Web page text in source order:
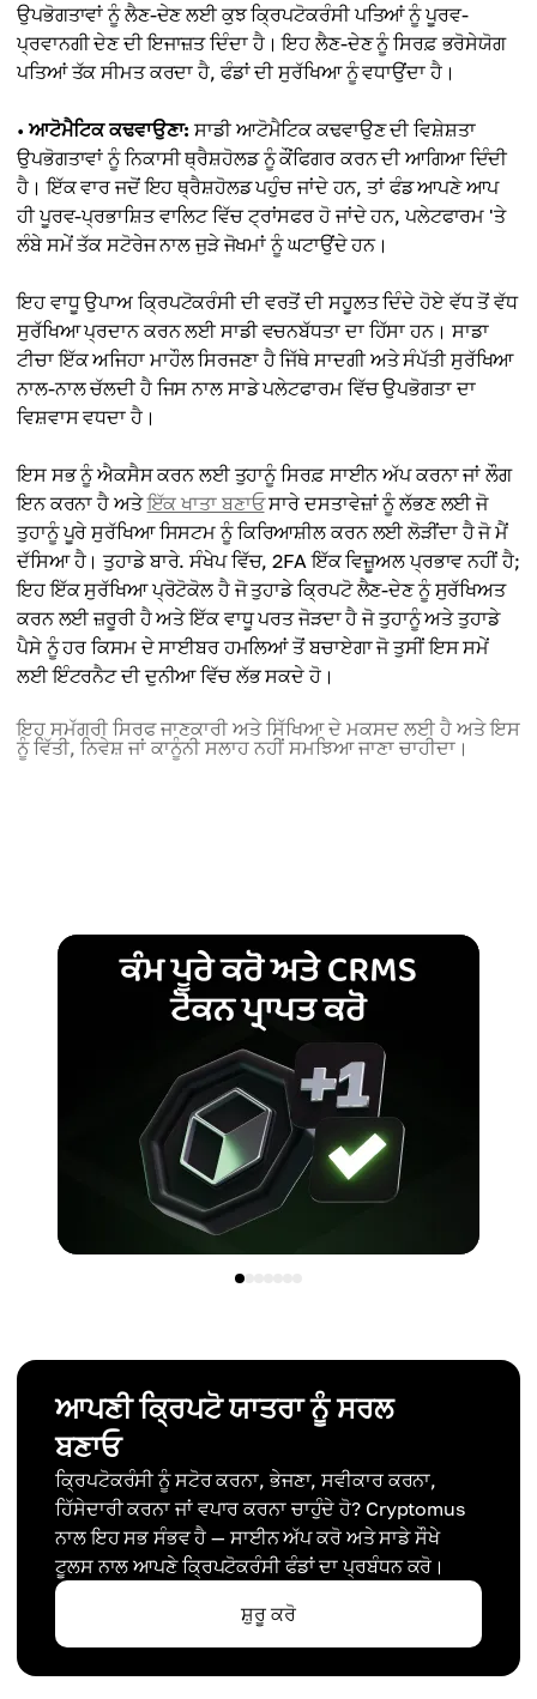
ਉਪਭੋਗਤਾਵਾਂ ਨੂੰ ਲੈਣ-ਦੇਣ ਲਈ ਕੁਝ ਕ੍ਰਿਪਟੋਕਰੰਸੀ ਪਤਿਆਂ ਨੂੰ ਪੂਰਵ-
ਪ੍ਰਵਾਨਗੀ ਦੇਣ ਦੀ ਇਜਾਜ਼ਤ ਦਿੰਦਾ ਹੈ। ਇਹ ਲੈਣ-ਦੇਣ ਨੂੰ ਸਿਰਫ਼ ਭਰੋਸੇਯੋਗ
ਪਤਿਆਂ ਤੱਕ ਸੀਮਤ ਕਰਦਾ ਹੈ, ਫੰਡਾਂ ਦੀ ਸੁਰੱਖਿਆ ਨੂੰ ਵਧਾਉਂਦਾ ਹੈ।
•ਆਟੋਮੈਟਿਕ ਕਢਵਾਉਣਾ: ਸਾਡੀ ਆਟੋਮੈਟਿਕ ਕਢਵਾਉਣ ਦੀ ਵਿਸ਼ੇਸ਼ਤਾ
ਉਪਭੋਗਤਾਵਾਂ ਨੂੰ ਨਿਕਾਸੀ ਥ੍ਰੈਸ਼ਹੋਲਡ ਨੂੰ ਕੌਂਫਿਗਰ ਕਰਨ ਦੀ ਆਗਿਆ ਦਿੰਦੀ
ਹੈ। ਇੱਕ ਵਾਰ ਜਦੋਂ ਇਹ ਥ੍ਰੈਸ਼ਹੋਲਡ ਪਹੁੰਚ ਜਾਂਦੇ ਹਨ, ਤਾਂ ਫੰਡ ਆਪਣੇ ਆਪ
ਹੀ ਪੂਰਵ-ਪ੍ਰਭਾਸ਼ਿਤ ਵਾਲਿਟ ਵਿੱਚ ਟ੍ਰਾਂਸਫਰ ਹੋ ਜਾਂਦੇ ਹਨ, ਪਲੇਟਫਾਰਮ 'ਤੇ
ਲੰਬੇ ਸਮੇਂ ਤੱਕ ਸਟੋਰੇਜ ਨਾਲ ਜੁੜੇ ਜੋਖਮਾਂ ਨੂੰ ਘਟਾਉਂਦੇ ਹਨ।
ਇਹ ਵਾਧੂ ਉਪਾਅ ਕ੍ਰਿਪਟੋਕਰੰਸੀ ਦੀ ਵਰਤੋਂ ਦੀ ਸਹੂਲਤ ਦਿੰਦੇ ਹੋਏ ਵੱਧ ਤੋਂ ਵੱਧ
ਸੁਰੱਖਿਆ ਪ੍ਰਦਾਨ ਕਰਨ ਲਈ ਸਾਡੀ ਵਚਨਬੱਧਤਾ ਦਾ ਹਿੱਸਾ ਹਨ। ਸਾਡਾ
ਟੀਚਾ ਇੱਕ ਅਜਿਹਾ ਮਾਹੌਲ ਸਿਰਜਣਾ ਹੈ ਜਿੱਥੇ ਸਾਦਗੀ ਅਤੇ ਸੰਪੱਤੀ ਸੁਰੱਖਿਆ
ਨਾਲ-ਨਾਲ ਚੱਲਦੀ ਹੈ ਜਿਸ ਨਾਲ ਸਾਡੇ ਪਲੇਟਫਾਰਮ ਵਿੱਚ ਉਪਭੋਗਤਾ ਦਾ
ਵਿਸ਼ਵਾਸ ਵਧਦਾ ਹੈ।
ਇਸ ਸਭ ਨੂੰ ਐਕਸੈਸ ਕਰਨ ਲਈ ਤੁਹਾਨੂੰ ਸਿਰਫ਼ ਸਾਈਨ ਅੱਪ ਕਰਨਾ ਜਾਂ ਲੌਗ
ਇਨ ਕਰਨਾ ਹੈ ਅਤੇਇੱਕ ਖਾਤਾ ਬਣਾਓਸਾਰੇ ਦਸਤਾਵੇਜ਼ਾਂ ਨੂੰ ਲੱਭਣ ਲਈ ਜੋ
ਤੁਹਾਨੂੰ ਪੂਰੇ ਸੁਰੱਖਿਆ ਸਿਸਟਮ ਨੂੰ ਕਿਰਿਆਸ਼ੀਲ ਕਰਨ ਲਈ ਲੋੜੀਂਦਾ ਹੈ ਜੋ ਮੈਂ
ਦੱਸਿਆ ਹੈ। ਤੁਹਾਡੇ ਬਾਰੇ. ਸੰਖੇਪ ਵਿੱਚ, 2FA ਇੱਕ ਵਿਜ਼ੂਅਲ ਪ੍ਰਭਾਵ ਨਹੀਂ ਹੈ;
ਇਹ ਇੱਕ ਸੁਰੱਖਿਆ ਪ੍ਰੋਟੋਕੋਲ ਹੈ ਜੋ ਤੁਹਾਡੇ ਕ੍ਰਿਪਟੋ ਲੈਣ-ਦੇਣ ਨੂੰ ਸੁਰੱਖਿਅਤ
ਕਰਨ ਲਈ ਜ਼ਰੂਰੀ ਹੈ ਅਤੇ ਇੱਕ ਵਾਧੂ ਪਰਤ ਜੋੜਦਾ ਹੈ ਜੋ ਤੁਹਾਨੂੰ ਅਤੇ ਤੁਹਾਡੇ
ਪੈਸੇ ਨੂੰ ਹਰ ਕਿਸਮ ਦੇ ਸਾਈਬਰ ਹਮਲਿਆਂ ਤੋਂ ਬਚਾਏਗਾ ਜੋ ਤੁਸੀਂ ਇਸ ਸਮੇਂ
ਲਈ ਇੰਟਰਨੈਟ ਦੀ ਦੁਨੀਆ ਵਿੱਚ ਲੱਭ ਸਕਦੇ ਹੋ।
ਇਹ ਸਮੱਗਰੀ ਸਿਰਫ ਜਾਣਕਾਰੀ ਅਤੇ ਸਿੱਖਿਆ ਦੇ ਮਕਸਦ ਲਈ ਹੈ ਅਤੇ ਇਸ
ਨੂੰ ਵਿੱਤੀ, ਨਿਵੇਸ਼ ਜਾਂ ਕਾਨੂੰਨੀ ਸਲਾਹ ਨਹੀਂ ਸਮਝਿਆ ਜਾਣਾ ਚਾਹੀਦਾ।
ਆਪਣੀ ਕ੍ਰਿਪਟੋ ਯਾਤਰਾ ਨੂੰ ਸਰਲ
ਬਣਾਓ
ਕ੍ਰਿਪਟੋਕਰੰਸੀ ਨੂੰ ਸਟੋਰ ਕਰਨਾ, ਭੇਜਣਾ, ਸਵੀਕਾਰ ਕਰਨਾ,
ਹਿੱਸੇਦਾਰੀ ਕਰਨਾ ਜਾਂ ਵਪਾਰ ਕਰਨਾ ਚਾਹੁੰਦੇ ਹੋ? Cryptomus
ਨਾਲ ਇਹ ਸਭ ਸੰਭਵ ਹੈ — ਸਾਈਨ ਅੱਪ ਕਰੋ ਅਤੇ ਸਾਡੇ ਸੌਖੇ
ਟੂਲਸ ਨਾਲ ਆਪਣੇ ਕ੍ਰਿਪਟੋਕਰੰਸੀ ਫੰਡਾਂ ਦਾ ਪ੍ਰਬੰਧਨ ਕਰੋ।
ਸ਼ੁਰੂ ਕਰੋ